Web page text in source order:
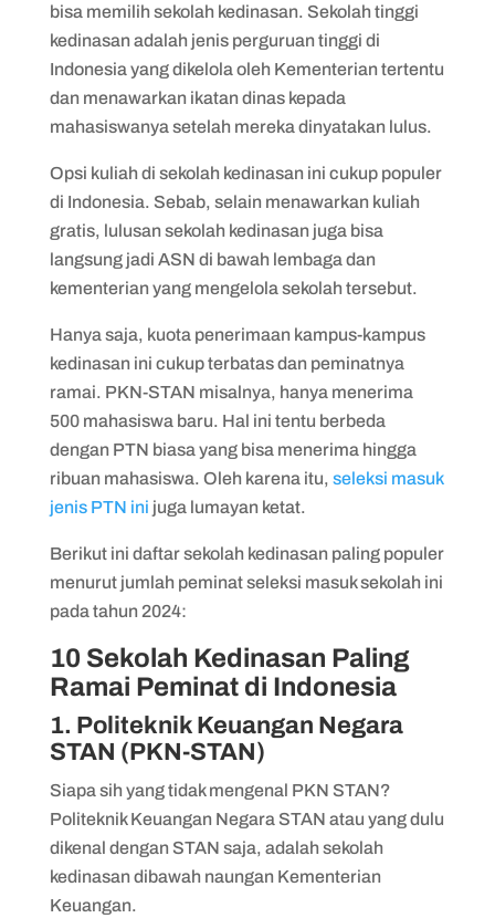
Klimatologi, dan Geofisika (STMKG)
8. Politeknik Transportasi Darat
Indonesia – STTD
9. Politeknik Siber dan Sandi Negara
(Poltek SSN)
10. Politeknik Perkeretaapian Indonesia
(PPI) Madiun
bisa memilih sekolah kedinasan. Sekolah tinggi
kedinasan adalah jenis perguruan tinggi di
Indonesia yang dikelola oleh Kementerian tertentu
dan menawarkan ikatan dinas kepada
mahasiswanya setelah mereka dinyatakan lulus.
Opsi kuliah di sekolah kedinasan ini cukup populer
di Indonesia. Sebab, selain menawarkan kuliah
gratis, lulusan sekolah kedinasan juga bisa
langsung jadi ASN di bawah lembaga dan
kementerian yang mengelola sekolah tersebut.
Hanya saja, kuota penerimaan kampus-kampus
kedinasan ini cukup terbatas dan peminatnya
ramai. PKN-STAN misalnya, hanya menerima
500 mahasiswa baru. Hal ini tentu berbeda
dengan PTN biasa yang bisa menerima hingga
ribuan mahasiswa. Oleh karena itu, seleksi masuk
jenis PTN ini juga lumayan ketat.
Berikut ini daftar sekolah kedinasan paling populer
menurut jumlah peminat seleksi masuk sekolah ini
pada tahun 2024:
10 Sekolah Kedinasan Paling
Ramai Peminat di Indonesia
1. Politeknik Keuangan Negara
STAN (PKN-STAN)
Siapa sih yang tidak mengenal PKN STAN?
Politeknik Keuangan Negara STAN atau yang dulu
dikenal dengan STAN saja, adalah sekolah
kedinasan dibawah naungan Kementerian
Keuangan.